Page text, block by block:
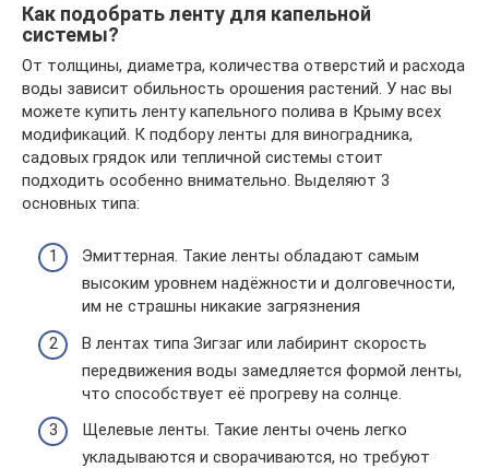
Как подобрать ленту для капельной
системы?
От толщины, диаметра, количества отверстий и расхода
воды зависит обильность орошения растений. У нас вы
можете купить ленту капельного полива в Крыму всех
модификаций. К подбору ленты для виноградника,
садовых грядок или тепличной системы стоит
подходить особенно внимательно. Выделяют 3
основных типа:
Эмиттерная. Такие ленты обладают самым
высоким уровнем надёжности и долговечности,
им не страшны никакие загрязнения
В лентах типа Зигзаг или лабиринт скорость
передвижения воды замедляется формой ленты,
что способствует её прогреву на солнце.
Щелевые ленты. Такие ленты очень легко
укладываются и сворачиваются, но требуют